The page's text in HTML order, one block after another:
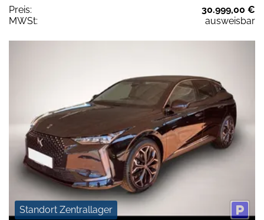
Preis:
30.999,00 €
MWSt:
ausweisbar
Standort Zentrallager